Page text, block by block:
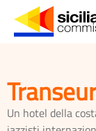
Un hotel della